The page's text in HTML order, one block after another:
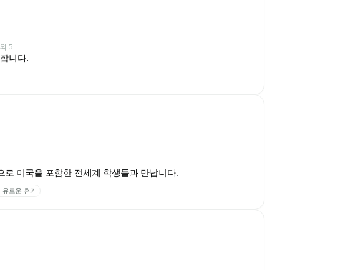
5
니다.
미국을 포함한 전세계 학생들과 만납니다.
유로운 휴가